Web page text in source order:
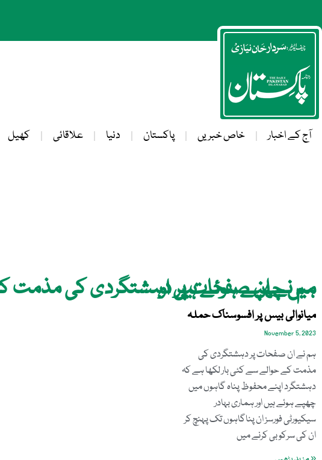
آج کے اخبار خاص خبریں پاکستان دنیا علاقائی کھیل
ہم نے ان صفحات پر دہشتگردی کی مذمت کے حوالے سے کئی بار لکھا ہے کہ دہشتگرد اپنے محفوظ پناہ گاہوں میں چھپے ہوئے ہیں او
میانوالی بیس پر افسوسناک حملہ
November 5, 2023
ہم نے ان صفحات پر دہشتگردی کی
مذمت کے حوالے سے کئی بار لکھا ہے کہ
دہشتگرد اپنے محفوظ پناہ گاہوں میں
چھپے ہوئے ہیں اور ہماری بہادر
سیکیورٹی فورسز ان پناگاہوں تک پہنچ کر
ان کی سرکوبی کرنے میں